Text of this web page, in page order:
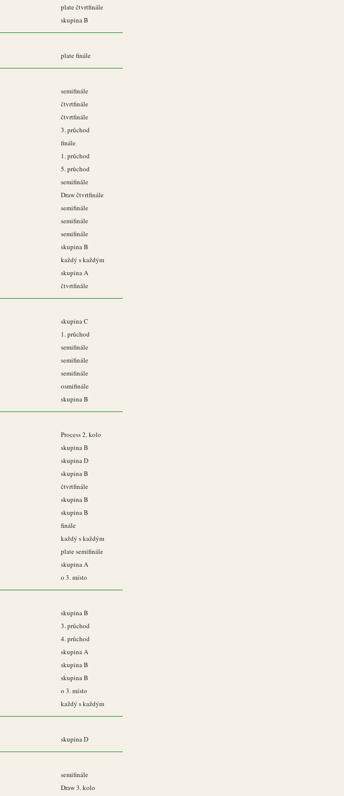
plate čtvrtfinále
skupina B
plate finále
semifinále
čtvrtfinále
čtvrtfinále
3. průchod
finále
1. průchod
5. průchod
semifinále
Draw čtvrtfinále
semifinále
semifinále
semifinále
skupina B
každý s každým
skupina A
čtvrtfinále
skupina C
1. průchod
semifinále
semifinále
semifinále
osmifinále
skupina B
Process 2. kolo
skupina B
skupina D
skupina B
čtvrtfinále
skupina B
skupina B
finále
každý s každým
plate semifinále
skupina A
o 3. místo
skupina B
3. průchod
4. průchod
skupina A
skupina B
skupina B
o 3. místo
každý s každým
skupina D
semifinále
Draw 3. kolo